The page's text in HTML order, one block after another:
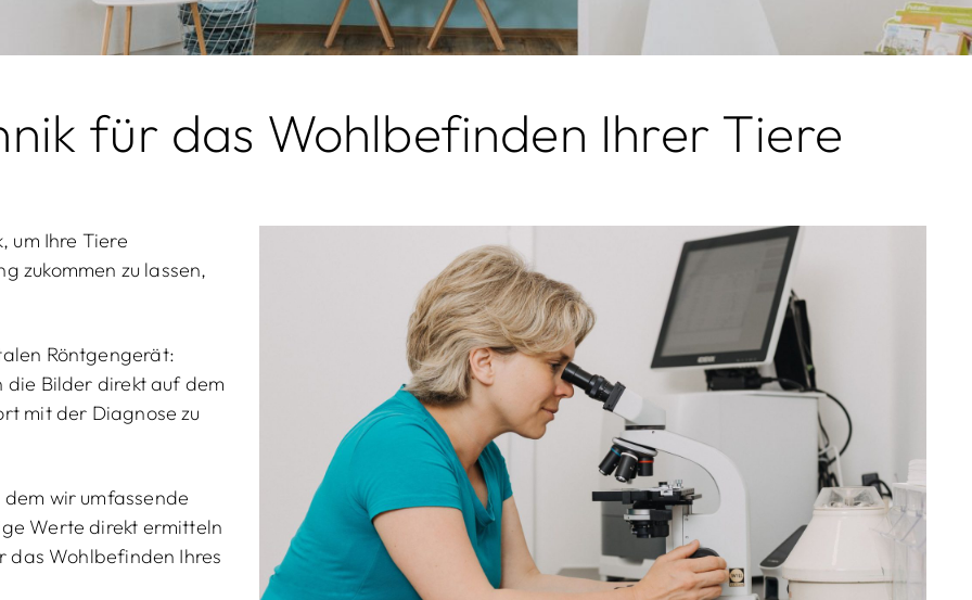
für das Wohlbefinden Ihrer Tiere
um Ihre Tiere
zukommen zu lassen,
Röntgengerät:
Bilder direkt auf dem
mit der Diagnose zu
wir umfassende
Werte direkt ermitteln
das Wohlbefinden Ihres